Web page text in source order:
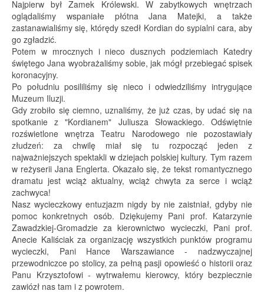
Najpierw był Zamek Królewski. W zabytkowych wnętrzach
oglądaliśmy wspaniałe płótna Jana Matejki, a także
zastanawialiśmy się, którędy szedł Kordian do sypialni cara, aby
go zgładzić.
Potem w mrocznych i nieco dusznych podziemiach Katedry
świętego Jana wyobrażaliśmy sobie, jak mógł przebiegać spisek
koronacyjny.
Po południu posililiśmy się nieco i odwiedziliśmy intrygujące
Muzeum Iluzji.
Gdy zrobiło się ciemno, uznaliśmy, że już czas, by udać się na
spotkanie z "Kordianem" Juliusza Słowackiego. Odświętnie
rozświetlone wnętrza Teatru Narodowego nie pozostawiały
złudzeń: za chwilę miał się tu rozpocząć jeden z
najważniejszych spektakli w dziejach polskiej kultury. Tym razem
w reżyserii Jana Englerta. Okazało się, że tekst romantycznego
dramatu jest wciąż aktualny, wciąż chwyta za serce i wciąż
zachwyca!
Nasz wycieczkowy entuzjazm nigdy by nie zaistniał, gdyby nie
pomoc konkretnych osób. Dziękujemy Pani prof. Katarzynie
Zawadzkiej-Gromadzie za kierownictwo wycieczki, Pani prof.
Anecie Kaliściak za organizację wszystkich punktów programu
wycieczki, Pani Hance Warszawiance - nadzwyczajnej
przewodniczce po stolicy, za pełną pasji opowieść o historii oraz
Panu Krzysztofowi - wytrwałemu kierowcy, który bezpiecznie
zawiózł nas tam i z powrotem.